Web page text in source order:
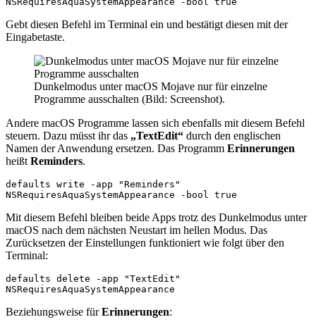
Gebt diesen Befehl im Terminal ein und bestätigt diesen mit der
Eingabetaste.
Dunkelmodus unter macOS Mojave nur für einzelne
Programme ausschalten (Bild: Screenshot).
Andere macOS Programme lassen sich ebenfalls mit diesem Befehl
steuern. Dazu müsst ihr das „TextEdit“ durch den englischen
Namen der Anwendung ersetzen. Das Programm Erinnerungen
heißt Reminders.
defaults write -app "Reminders"
NSRequiresAquaSystemAppearance -bool true
Mit diesem Befehl bleiben beide Apps trotz des Dunkelmodus unter
macOS nach dem nächsten Neustart im hellen Modus. Das
Zurücksetzen der Einstellungen funktioniert wie folgt über den
Terminal:
defaults delete -app "TextEdit"
NSRequiresAquaSystemAppearance
Beziehungsweise fürErinnerungen: